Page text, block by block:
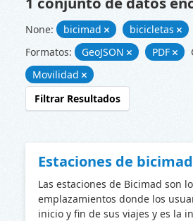
None: bicimad bicicletas
Formatos:
GeoJSON PDF
Movilidad
Filtrar Resultados
Estaciones de bicimad
Las estaciones de Bicimad son
emplazamientos donde los
inicio y fin de sus viajes y es la